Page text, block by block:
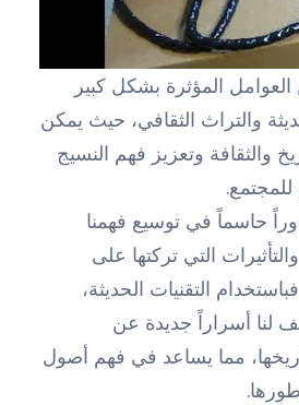
المؤثرة بشكل كبير
والتراث الثقافي، حيث يمكن
والثقافة وتعزيز فهم النسيج
للمجتمع.
حاسماً في توسيع فهمنا
التي تركتها على
التقنيات الحديثة،
لنا أسراراً جديدة عن
مما يساعد في فهم أصول